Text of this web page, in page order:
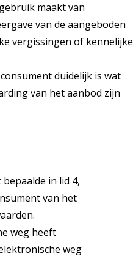
maakt van
van de aangeboden
vergissingen of kennelijke
duidelijk is wat
van het aanbod zijn
in lid 4,
van het
weg heeft
weg